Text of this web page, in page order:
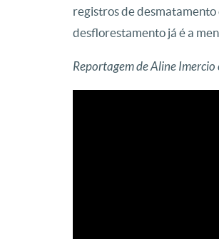
registros de desmatamento
desflorestamento já é a
Reportagem de Aline